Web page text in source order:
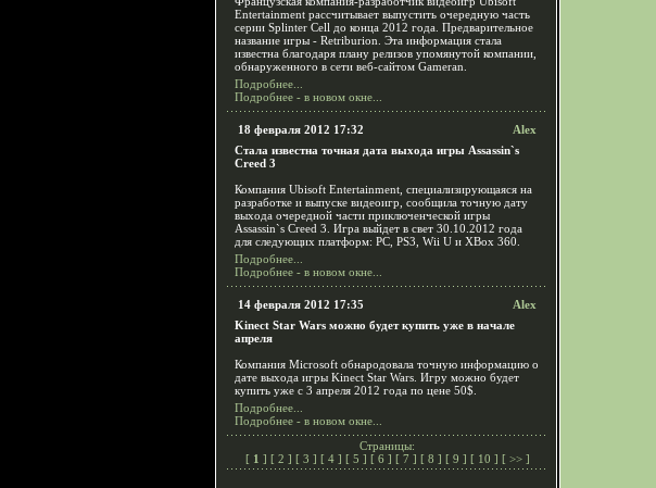
Entertainment рассчитывает выпустить очередную часть
серии Splinter Cell до конца 2012 года. Предварительное
название игры - Retriburion. Эта информация стала
известна благодаря плану релизов упомянутой компании,
обнаруженного в сети веб-сайтом Gameran.
Подробнее...
Подробнее - в новом окне...
18 февраля 2012 17:32
Alex
Стала известна точная дата выхода игры Assassin`s
Creed 3
Компания Ubisoft Entertainment, специализирующаяся на
разработке и выпуске видеоигр, сообщила точную дату
выхода очередной части приключенческой игры
Assassin`s Creed 3. Игра выйдет в свет 30.10.2012 года
для следующих платформ: PC, PS3, Wii U и XBox 360.
Подробнее...
Подробнее - в новом окне...
14 февраля 2012 17:35
Alex
Kinect Star Wars можно будет купить уже в начале
апреля
Компания Microsoft обнародовала точную информацию о
дате выхода игры Kinect Star Wars. Игру можно будет
купить уже с 3 апреля 2012 года по цене 50$.
Подробнее...
Подробнее - в новом окне...
Страницы:
[ 1 ] [ 2 ] [ 3 ] [ 4 ] [ 5 ] [ 6 ] [ 7 ] [ 8 ] [ 9 ] [ 10 ] [ >> ]